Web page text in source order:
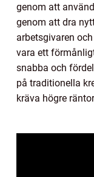
genom att
genom att dra
arbetsgivaren
vara ett
snabba och
på traditionella
kräva högre